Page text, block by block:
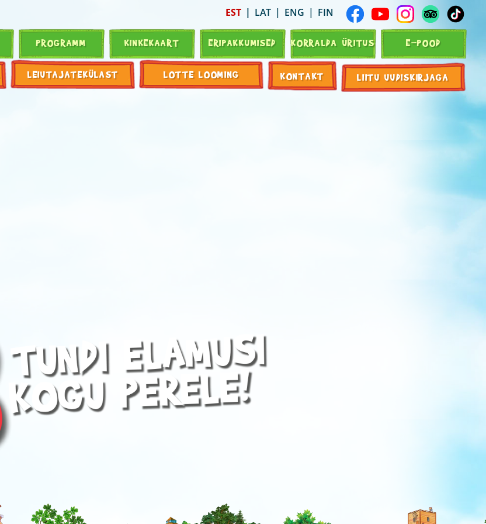
EST LAT ENG FIN
PROGRAMM KINKEKAART ERIPAKKUMISED KORRALDA ÜRITUS E-POOD
LEIUTAJATEKÜLAST LOTTE LOOMING KONTAKT LIITU UUDISKIRJAGA